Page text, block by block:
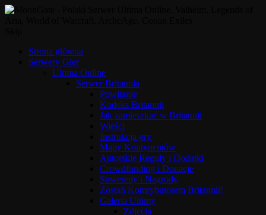
Strona główna
Serwery Gier
Ultima Online
Serwer Britannia
Powitanie
Kodeks Britannii
Jak zamieszkać w Britannii
Wieści
Instrukcja gry
Mapy Kontynentów
Autorskie Reguły i Dodatki
Crowdfunding i Donacje
Suwereny i Nagrody
Zostań Kontrybutorem Britannii!
Galeria Ultimy
Zdjęcia